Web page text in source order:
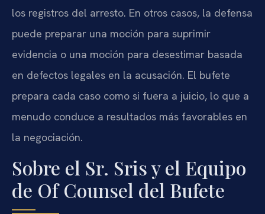
los registros del arresto. En otros casos, la defensa
puede preparar una moción para suprimir
evidencia o una moción para desestimar basada
en defectos legales en la acusación. El bufete
prepara cada caso como si fuera a juicio, lo que a
menudo conduce a resultados más favorables en
la negociación.
Sobre el Sr. Sris y el Equipo
de Of Counsel del Bufete